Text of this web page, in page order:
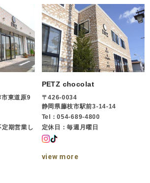
東道原9
期営業し
PETZ chocolat
〒426-0034
静岡県藤枝市駅前3-14-14
Tel：054-689-4800
定休日：毎週月曜日
view more